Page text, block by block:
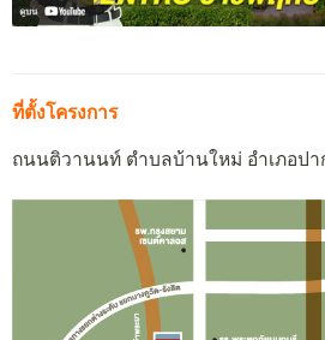
ที่ตั้งโครงการ
ถนนติวานนท์ ตำบลบ้านใหม่ อำเภอปา